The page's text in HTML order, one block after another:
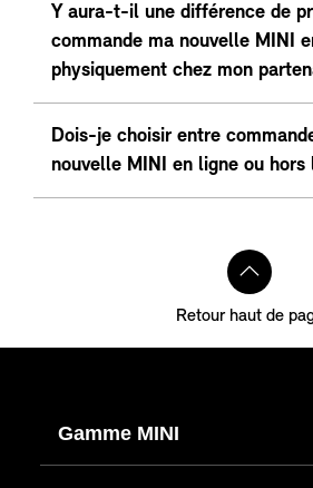
Y aura-t-il une différence de
commande ma nouvelle MINI
physiquement chez mon
Dois-je choisir entre
nouvelle MINI en ligne ou hors
Retour haut de
Gamme MINI